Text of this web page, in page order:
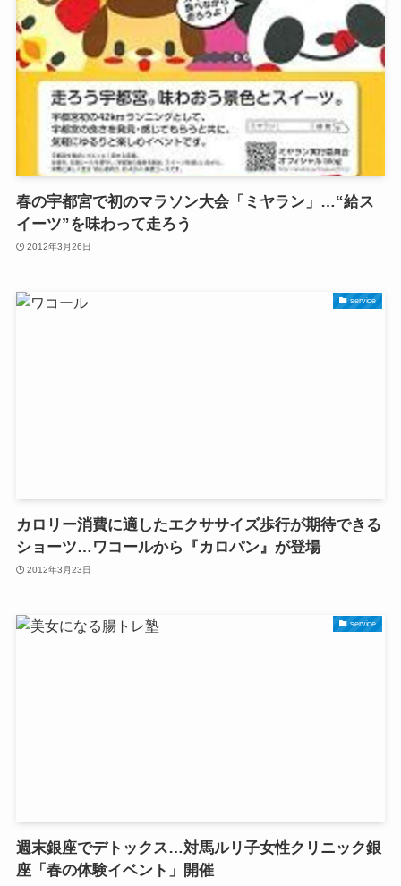
春の宇都宮で初のマラソン大会「ミヤラン」…“給ス
イーツ”を味わって走ろう
2012年3月26日
service
カロリー消費に適したエクササイズ歩行が期待できる
ショーツ…ワコールから『カロパン』が登場
2012年3月23日
service
週末銀座でデトックス…対馬ルリ子女性クリニック銀
座「春の体験イベント」開催